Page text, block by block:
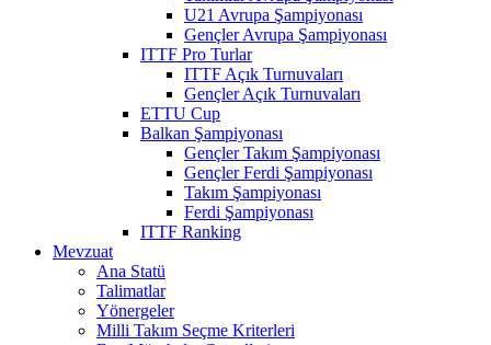
U21 Avrupa Şampiyonası
Gençler Avrupa Şampiyonası
ITTF Pro Turlar
ITTF Açık Turnuvaları
Gençler Açık Turnuvaları
ETTU Cup
Balkan Şampiyonası
Gençler Takım Şampiyonası
Gençler Ferdi Şampiyonası
Takım Şampiyonası
Ferdi Şampiyonası
ITTF Ranking
Mevzuat
Ana Statü
Talimatlar
Yönergeler
Milli Takım Seçme Kriterleri